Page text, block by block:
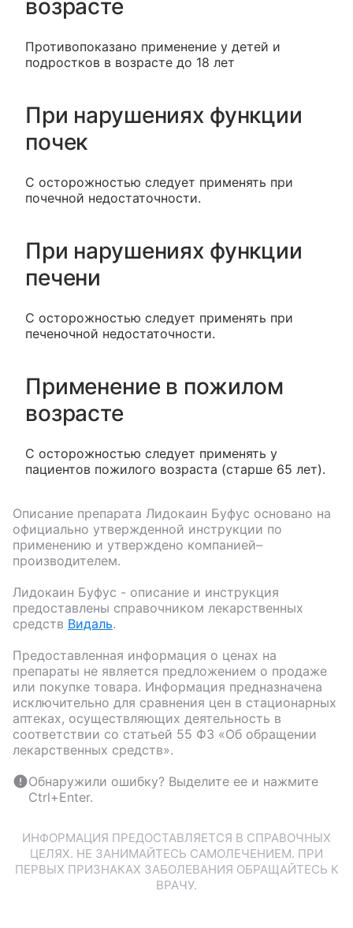
возрасте
Противопоказано применение у детей и
подростков в возрасте до 18 лет
При нарушениях функции
почек
С осторожностью следует применять при
почечной недостаточности.
При нарушениях функции
печени
С осторожностью следует применять при
печеночной недостаточности.
Применение в пожилом
возрасте
C осторожностью следует применять у
пациентов пожилого возраста (старше 65 лет).
Описание препарата Лидокаин Буфус основано на
официально утвержденной инструкции по
применению и утверждено компанией–
производителем.
Лидокаин Буфус - описание и инструкция
предоставлены справочником лекарственных
средств Видаль.
Предоставленная информация о ценах на
препараты не является предложением о продаже
или покупке товара. Информация предназначена
исключительно для сравнения цен в стационарных
аптеках, осуществляющих деятельность в
соответствии со статьей 55 ФЗ «Об обращении
лекарственных средств».
Обнаружили ошибку? Выделите ее и нажмите
Ctrl+Enter.
ИНФОРМАЦИЯ ПРЕДОСТАВЛЯЕТСЯ В СПРАВОЧНЫХ
ЦЕЛЯХ. НЕ ЗАНИМАЙТЕСЬ САМОЛЕЧЕНИЕМ. ПРИ
ПЕРВЫХ ПРИЗНАКАХ ЗАБОЛЕВАНИЯ ОБРАЩАЙТЕСЬ К
ВРАЧУ.